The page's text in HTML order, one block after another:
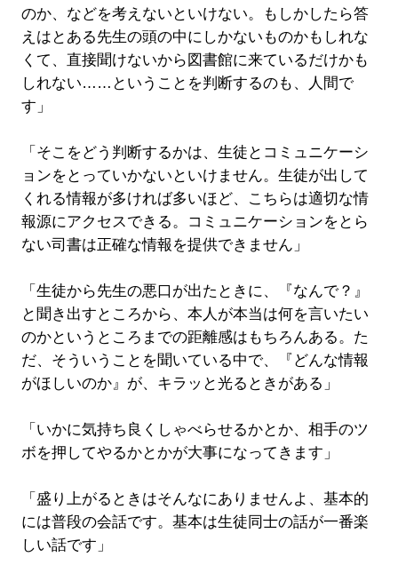
のか、などを考えないといけない。もしかしたら答
えはとある先生の頭の中にしかないものかもしれな
くて、直接聞けないから図書館に来ているだけかも
しれない……ということを判断するのも、人間で
す」
「そこをどう判断するかは、生徒とコミュニケーシ
ョンをとっていかないといけません。生徒が出して
くれる情報が多ければ多いほど、こちらは適切な情
報源にアクセスできる。コミュニケーションをとら
ない司書は正確な情報を提供できません」
「生徒から先生の悪口が出たときに、『なんで？』
と聞き出すところから、本人が本当は何を言いたい
のかというところまでの距離感はもちろんある。た
だ、そういうことを聞いている中で、『どんな情報
がほしいのか』が、キラッと光るときがある」
「いかに気持ち良くしゃべらせるかとか、相手のツ
ボを押してやるかとかが大事になってきます」
「盛り上がるときはそんなにありませんよ、基本的
には普段の会話です。基本は生徒同士の話が一番楽
しい話です」